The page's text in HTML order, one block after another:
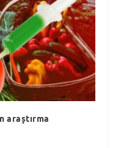
araştırma